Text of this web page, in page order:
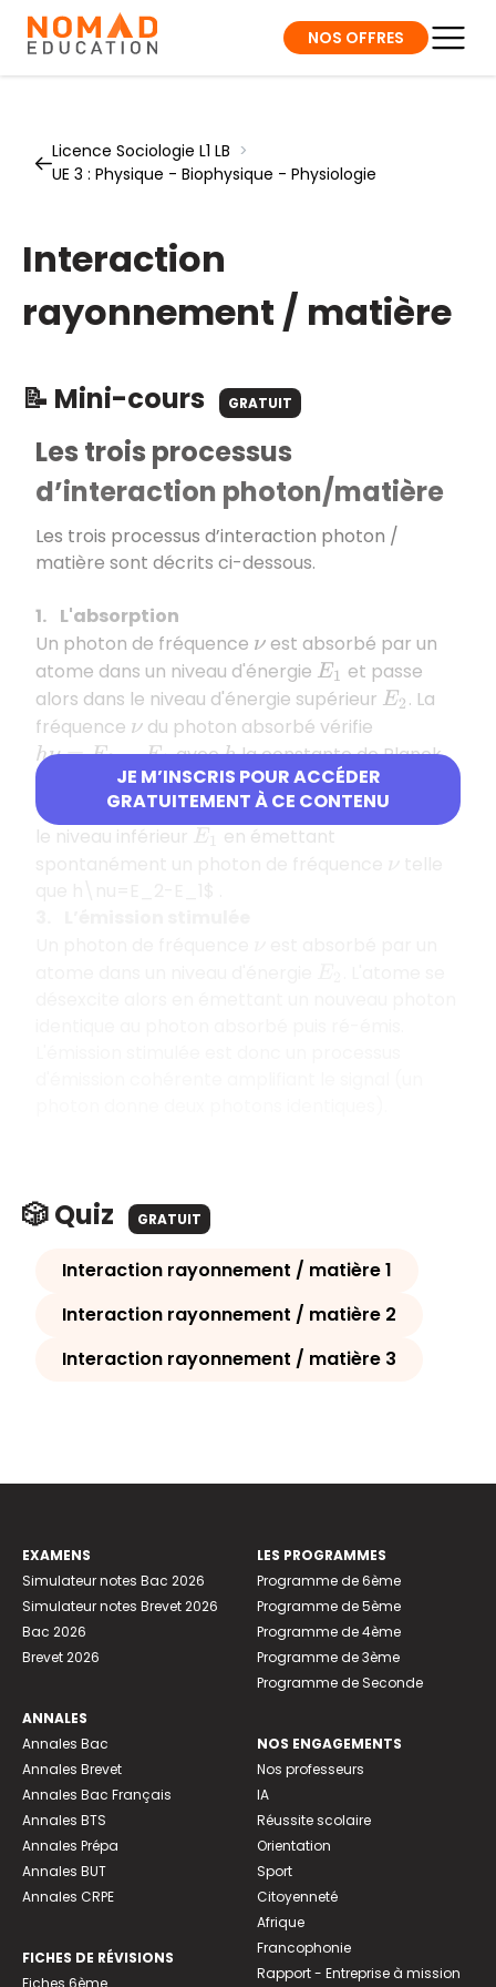
NOS OFFRES
Licence Sociologie L1 LB >
UE 3 : Physique - Biophysique - Physiologie
Interaction
rayonnement / matière
📝 Mini-cours GRATUIT
JE M’INSCRIS POUR ACCÉDER
GRATUITEMENT À CE CONTENU
Les trois processus
d’interaction photon/matière
Les trois processus d’interaction photon /
matière sont décrits ci-dessous.
1. L'absorption
Un photon de fréquence νest absorbé par un
atome dans un niveau d'énergie E1
et passe
alors dans le niveau d'énergie supérieur E2 . La
fréquence νdu photon absorbé vérifie
hν=E2−E1 avechla constante de Planck.
2. L’émission spontanée
Un atome excité au niveauE2 se désexcite dans
le niveau inférieur E1
en émettant
🎲 Quiz GRATUIT
Interaction rayonnement / matière 1
Interaction rayonnement / matière 2
Interaction rayonnement / matière 3
EXAMENS
Simulateur notes Bac 2026
Simulateur notes Brevet 2026
Bac 2026
Brevet 2026
ANNALES
Annales Bac
Annales Brevet
Annales Bac Français
Annales BTS
Annales Prépa
Annales BUT
Annales CRPE
FICHES DE RÉVISIONS
Fiches 6ème
LES PROGRAMMES
Programme de 6ème
Programme de 5ème
Programme de 4ème
Programme de 3ème
Programme de Seconde
NOS ENGAGEMENTS
Nos professeurs
IA
Réussite scolaire
Orientation
Sport
Citoyenneté
Afrique
Francophonie
Rapport - Entreprise à mission